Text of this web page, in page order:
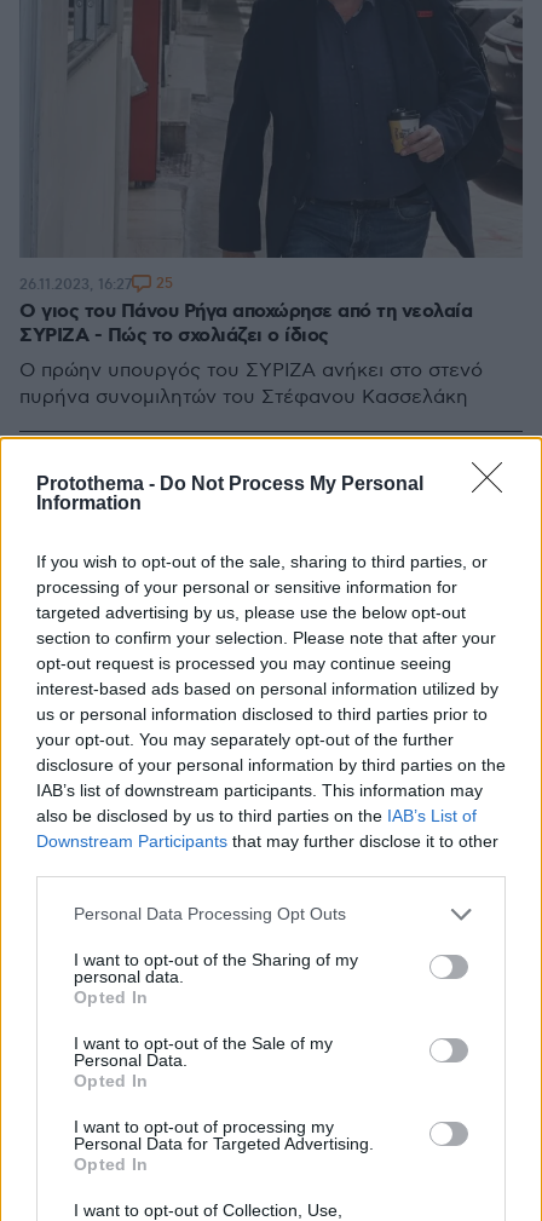
Protothema - Do Not Process My Personal
Information
If you wish to opt-out of the sale, sharing to third parties, or
processing of your personal or sensitive information for
targeted advertising by us, please use the below opt-out
section to confirm your selection. Please note that after your
opt-out request is processed you may continue seeing
interest-based ads based on personal information utilized by
us or personal information disclosed to third parties prior to
your opt-out. You may separately opt-out of the further
disclosure of your personal information by third parties on the
IAB’s list of downstream participants. This information may
also be disclosed by us to third parties on the IAB’s List of
Downstream Participants that may further disclose it to other
Please note that this website/app uses one or more Google
not limited to your visit or usage behaviour. You may click to
grant or deny consent to Google and its third-party tags to
use your data for below specified purposes in below Google
consent section.
Personal Data Processing Opt Outs
I want to opt-out of the Sharing of my
personal data.
Opted In
I want to opt-out of the Sale of my
Personal Data.
Opted In
I want to opt-out of processing my
Personal Data for Targeted Advertising.
Opted In
I want to opt-out of Collection, Use,
Ο γιος του Πάνου Ρήγα αποχώρησε από τη νεολαία
ΣΥΡΙΖΑ - Πώς το σχολιάζει ο ίδιος
Ο πρώην υπουργός του ΣΥΡΙΖΑ ανήκει στο στενό
πυρήνα συνομιλητών του Στέφανου Κασσελάκη
26.11.2023, 16:27 25
ό,τι θέλει, λέει ο Ρήγας
Δεν προκύπτει από πουθενά ότι κάνει πίσω στις
γραμματέας του ΣΥΡΙΖΑ
27.10.2023, 08:08